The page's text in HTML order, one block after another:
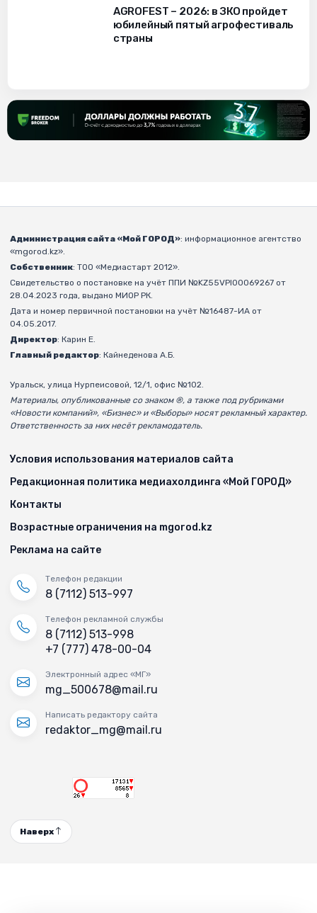
AGROFEST – 2026: в ЗКО пройдет
юбилейный пятый агрофестиваль
страны
Администрация сайта «Мой ГОРОД»: информационное агентство
«mgorod.kz».
Собственник: ТОО «Медиастарт 2012».
Свидетельство о постановке на учёт ППИ №KZ55VPI00069267 от
28.04.2023 года, выдано МИОР РК.
Дата и номер первичной постановки на учёт №16487-ИА от
04.05.2017.
Директор: Карин Е.
Главный редактор: Кайнеденова А.Б.
Уральск, улица Нурпеисовой, 12/1, офис №102.
Материалы, опубликованные со знаком ®, а также под рубриками
«Новости компаний», «Бизнес» и «Выборы» носят рекламный характер.
Ответственность за них несёт рекламодатель.
Условия использования материалов сайта
Редакционная политика медиахолдинга «Мой ГОРОД»
Контакты
Возрастные ограничения на mgorod.kz
Реклама на сайте
Телефон редакции
8 (7112) 513-997
Телефон рекламной службы
8 (7112) 513-998
+7 (777) 478-00-04
Электронный адрес «МГ»
mg_500678@mail.ru
Написать редактору сайта
redaktor_mg@mail.ru
Наверх